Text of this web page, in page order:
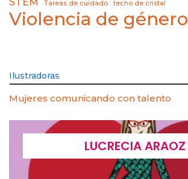
Tareas de cuidado techo de cristal
Violencia de género
Ilustradoras
Mujeres comunicando con talento
LUCRECIA ARAOZ